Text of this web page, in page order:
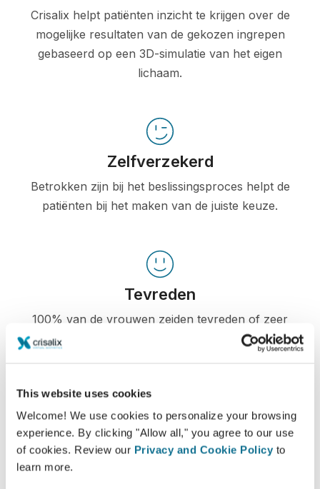
This website uses cookies
Welcome! We use cookies to personalize your browsing
experience. By clicking "Allow all," you agree to our use
of cookies. Review our Privacy and Cookie Policy to
learn more.
Crisalix helpt patiënten inzicht te krijgen over de
mogelijke resultaten van de gekozen ingrepen
gebaseerd op een 3D-simulatie van het eigen
lichaam.
Zelfverzekerd
Betrokken zijn bij het beslissingsproces helpt de
patiënten bij het maken van de juiste keuze.
Tevreden
100% van de vrouwen zeiden tevreden of zeer
tevreden te zijn met hun ingreep na eerst vooraf
de Crisalix 3D simulatie te hebben gezien.*
*Een online onderzoek gevoerd onder patiënten die een
borstvergroting in Zwitserland hadden ondergaan tussen mei
2010 en september 2011.